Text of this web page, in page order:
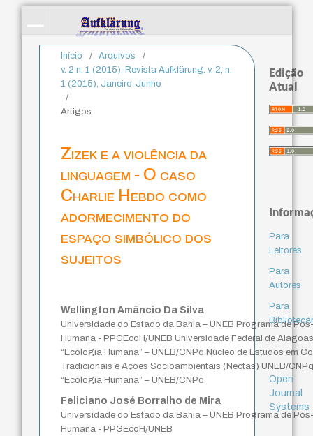
Início / Arquivos
/
v. 2 n. 1 (2015): Revista Aufklärung. v. 2, n.
1 (2015), Janeiro-Junho
/
Artigos
Zizek e a violência da
linguagem - O caso
Charlie Hebdo como
adormecimento do
espaço simbólico dos
sujeitos
Wellington Amâncio Da Silva
Universidade do Estado da Bahia – UNEB Programa de
Humana - PPGEcoH/UNEB Universidade Federal de
“Ecologia Humana” – UNEB/CNPq Núcleo de Estudos em
Tradicionais e Ações Socioambientais (Nectas) UNEB/
“Ecologia Humana” – UNEB/CNPq
Feliciano José Borralho de Mira
Universidade do Estado da Bahia – UNEB Programa de
Humana - PPGEcoH/UNEB
Edição
Atual
Para
Leitores
Para
Autores
Para
Open
Journal
Systems